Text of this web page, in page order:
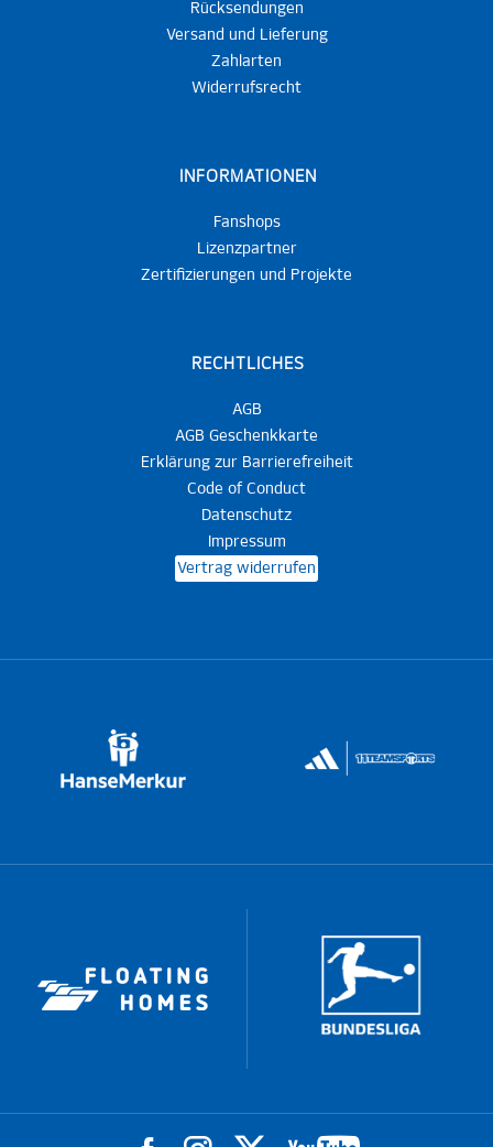
Rücksendungen
Versand und Lieferung
Zahlarten
Widerrufsrecht
INFORMATIONEN
Fanshops
Lizenzpartner
Zertifizierungen und Projekte
RECHTLICHES
AGB
AGB Geschenkkarte
Erklärung zur Barrierefreiheit
Code of Conduct
Datenschutz
Impressum
Vertrag widerrufen